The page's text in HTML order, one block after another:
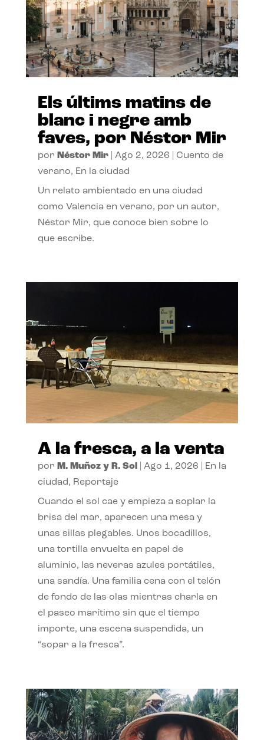
Els últims matins de
blanc i negre amb
faves, por Néstor Mir
por Néstor Mir| Ago 2, 2026
Cuento de
verano, En la ciudad
Un relato ambientado en una ciudad
como Valencia en verano, por un autor,
Néstor Mir, que conoce bien sobre lo
que escribe.
A la fresca, a la venta
por M. Muñoz y R. Sol| Ago 1, 2026
En la
ciudad, Reportaje
Cuando el sol cae y empieza a soplar la
brisa del mar, aparecen una mesa y
unas sillas plegables. Unos bocadillos,
una tortilla envuelta en papel de
aluminio, las neveras azules portátiles,
una sandía. Una familia cena con el telón
de fondo de las olas mientras charla en
el paseo marítimo sin que el tiempo
importe, una escena suspendida, un
“sopar a la fresca”.